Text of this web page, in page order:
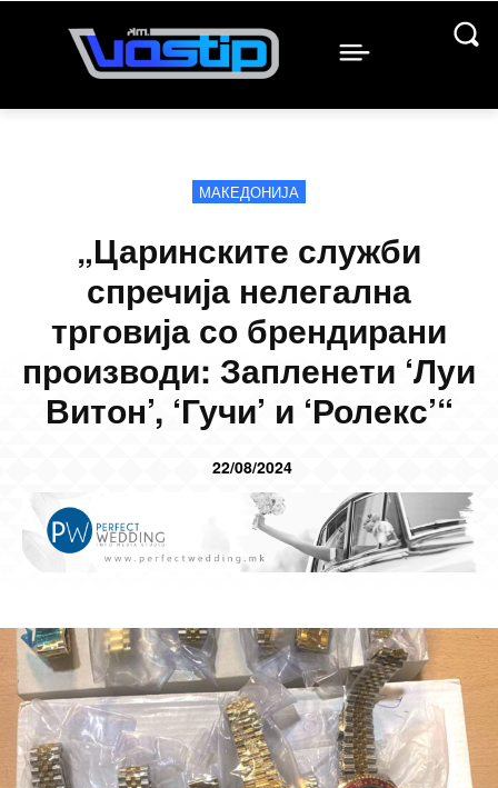
МАКЕДОНИЈА
„Царинските служби
спречија нелегална
трговија со брендирани
производи: Запленети ‘Луи
Витон’, ‘Гучи’ и ‘Ролекс’“
22/08/2024